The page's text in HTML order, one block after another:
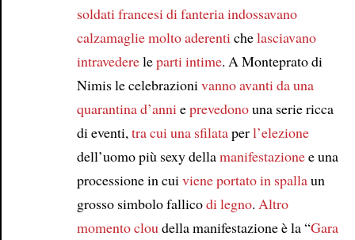
soldati francesi di fanteriaindossavano
calzamaglie molto aderenti chelasciavano
intravedereleparti intime. A Monteprato di
Nimis le celebrazioni vanno avanti dauna
quarantina d’anni eprevedonouna serie ricca
di eventi, tra cui una sfilataperl’elezione
dell’uomo più sexy dellamanifestazionee una
processione in cui viene portato in spallaun
grosso simbolo fallicodi legno. Altro
momento clou della manifestazione è la “Gara